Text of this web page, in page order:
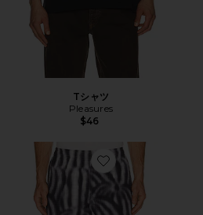
Tシャツ
Pleasures
$46
Favorite ショートパンツ